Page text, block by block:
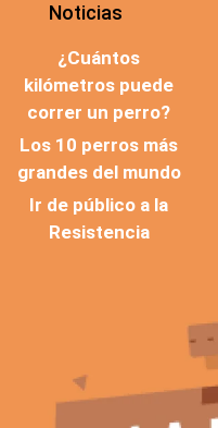
Noticias
¿Cuántos
kilómetros puede
correr un perro?
Los 10 perros más
grandes del mundo
Ir de público a la
Resistencia